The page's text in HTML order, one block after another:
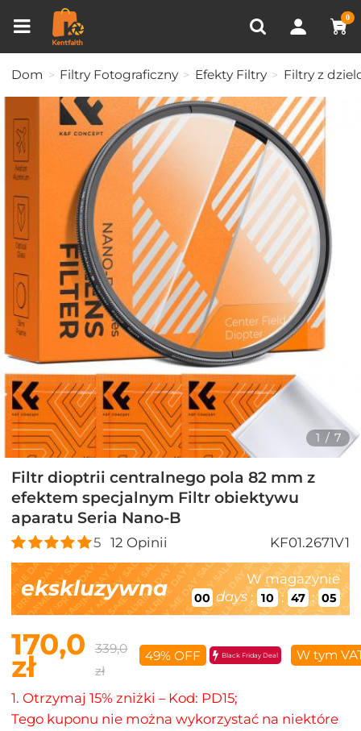
0
OSTATNIO OGLĄDANE
Porównanie produktów (0)
Dom Filtry Fotograficzny Efekty Filtry Filtry z
1 / 7
Filtr dioptrii centralnego pola 82 mm z
efektem specjalnym Filtr obiektywu
aparatu Seria Nano-B
5 12 Opinii KF01.2671V1
ekskluzywna W magazynie
00 days : 10 : 47 : 04
170,0
zł
339,0
zł
49% OFF Black Friday Deal W tym
1. Otrzymaj 15% zniżki – Kod: PD15;
Tego kuponu nie można wykorzystać na niektóre